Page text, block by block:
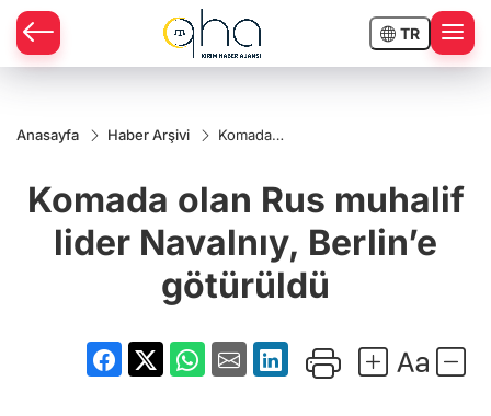
TR
Anasayfa Haber Arşivi
Komada
Navalnıy,
götürüldü
Komada olan Rus muhalif
lider Navalnıy, Berlin’e
götürüldü